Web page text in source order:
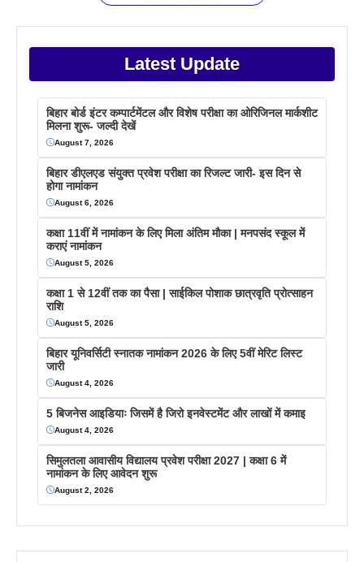
Latest Update
बिहार बोर्ड इंटर कम्पार्टमेंटल और विशेष परीक्षा का ओरिजिनल मार्कशीट
मिलना शुरू- जल्दी देखें
August 7, 2026
बिहार डीएलएड संयुक्त प्रवेश परीक्षा का रिजल्ट जारी- इस दिन से
होगा नामांकन
August 6, 2026
कक्षा 11वीं में नामांकन के लिए मिला अंतिम मौका | मनपसंद स्कूल में
कराएं नामांकन
August 5, 2026
कक्षा 1 से 12वीं तक का पैसा | साईकिल पोशाक छात्रवृति प्रोत्साहन
राशि
August 5, 2026
बिहार यूनिवर्सिटी स्नातक नामांकन 2026 के लिए 5वीं मेरिट लिस्ट
जारी
August 4, 2026
5 बिजनेस आइडियाः जिसमें है जिरो इनवेस्टमेंट और लाखों में कमाइ
August 4, 2026
सिमुलतला आवासीय विद्यालय प्रवेश परीक्षा 2027 | कक्षा 6 में
नामांकन के लिए आवेदन शुरू
August 2, 2026